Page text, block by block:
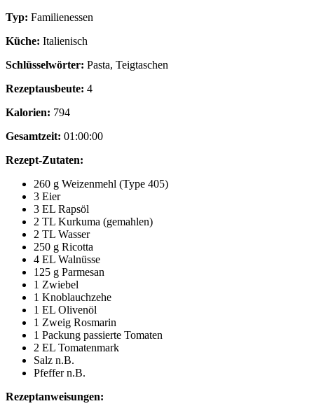
Typ: Familienessen
Küche: Italienisch
Schlüsselwörter: Pasta, Teigtaschen
Rezeptausbeute: 4
Kalorien: 794
Gesamtzeit: 01:00:00
Rezept-Zutaten:
260 g Weizenmehl (Type 405)
3 Eier
3 EL Rapsöl
2 TL Kurkuma (gemahlen)
2 TL Wasser
250 g Ricotta
4 EL Walnüsse
125 g Parmesan
1 Zwiebel
1 Knoblauchzehe
1 EL Olivenöl
1 Zweig Rosmarin
1 Packung passierte Tomaten
2 EL Tomatenmark
Salz n.B.
Pfeffer n.B.
Rezeptanweisungen: